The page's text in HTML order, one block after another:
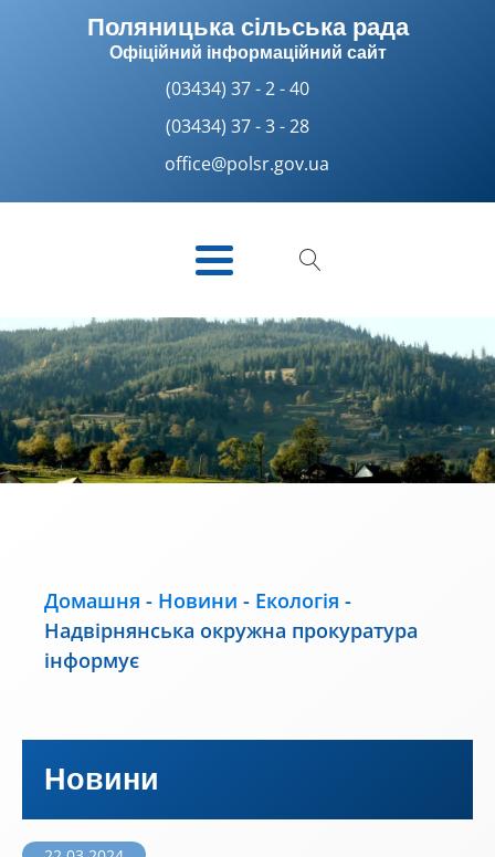
Поляницька сільська рада
Офіційний інформаційний сайт
(03434) 37 - 2 - 40
(03434) 37 - 3 - 28
office@polsr.gov.ua
Домашня - Новини - Екологія -
Надвірнянська окружна прокуратура
інформує
Новини